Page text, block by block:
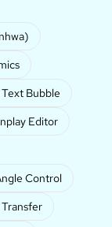
Bubble
Editor
Control